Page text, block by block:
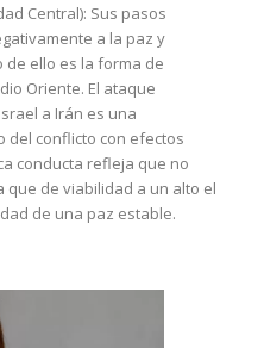
Central): Sus pasos
a la paz y
de ello es la forma de
Oriente. El ataque
a Irán es una
del conflicto con efectos
conducta refleja que no
de viabilidad a un alto el
de una paz estable.